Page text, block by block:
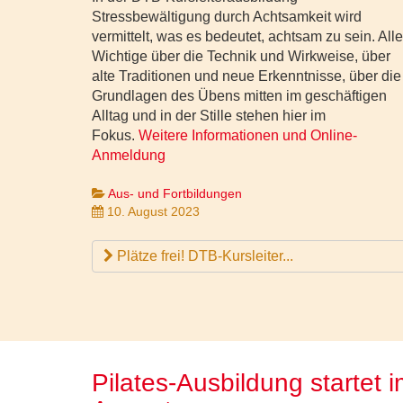
Stressbewältigung durch Achtsamkeit wird
vermittelt, was es bedeutet, achtsam zu sein.
Wichtige über die Technik und Wirkweise, über
alte Traditionen und neue Erkenntnisse, über die
Grundlagen des Übens mitten im geschäftigen
Alltag und in der Stille stehen hier im
Fokus. Weitere Informationen und Online-
Anmeldung
Aus- und Fortbildungen
10. August 2023
Plätze frei! DTB-Kursleiter...
Pilates-Ausbildung startet